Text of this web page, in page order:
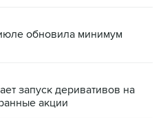
обновила минимум
запуск деривативов на
акции